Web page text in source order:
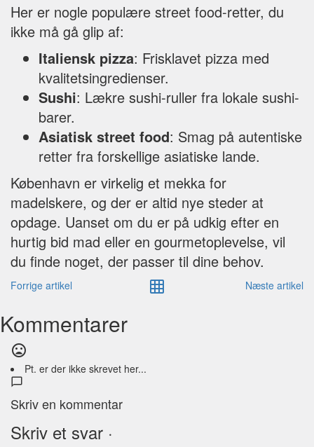
Her er nogle populære street food-retter, du
ikke må gå glip af:
Italiensk pizza: Frisklavet pizza med
kvalitetsingredienser.
Sushi: Lækre sushi-ruller fra lokale sushi-
barer.
Asiatisk street food: Smag på autentiske
retter fra forskellige asiatiske lande.
København er virkelig et mekka for
madelskere, og der er altid nye steder at
opdage. Uanset om du er på udkig efter en
hurtig bid mad eller en gourmetoplevelse, vil
du finde noget, der passer til dine behov.
Forrige artikel Næste artikel
Kommentarer
Pt. er der ikke skrevet her...
Skriv en kommentar
Skriv et svar ·